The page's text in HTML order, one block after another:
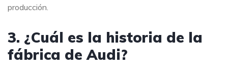
producción.
3. ¿Cuál es la historia de la
fábrica de Audi?